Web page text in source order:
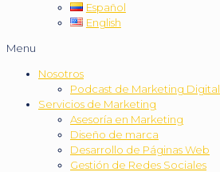
Español
English
Menu
Nosotros
Podcast de Marketing Digital
Servicios de Marketing
Asesoría en Marketing
Diseño de marca
Desarrollo de Páginas Web
Gestión de Redes Sociales